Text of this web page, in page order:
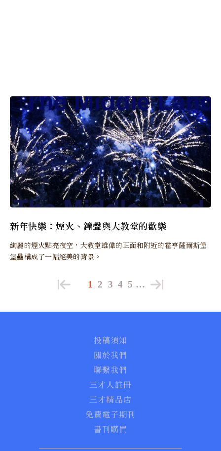
新年快樂：煙火、鐘聲與大教堂的歡樂
絢麗的煙火點亮夜空，大教堂雄偉的正面和附近的霍亨薩爾斯堡
堡壘構成了一幅絕美的背景。
1 2 3 4 5 …
投稿須知
關於我們
聯繫我們
三才人註冊
三才精品店
免費電子期刊
書刊購買